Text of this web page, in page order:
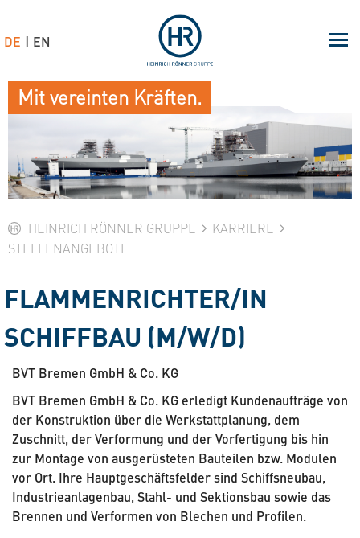
HEINRICH RÖNNER GRUPPE
KARRIERE
STELLENANGEBOTE
FLAMMENRICHTER/IN
SCHIFFBAU (M/W/D)
BVT Bremen GmbH & Co. KG
BVT Bremen GmbH & Co. KG erledigt Kundenaufträge von
der Konstruktion über die Werkstattplanung, dem
Zuschnitt, der Verformung und der Vorfertigung bis hin
zur Montage von ausgerüsteten Bauteilen bzw. Modulen
vor Ort. Ihre Hauptgeschäftsfelder sind Schiffsneubau,
Industrieanlagenbau, Stahl- und Sektionsbau sowie das
Brennen und Verformen von Blechen und Profilen.
Mit vereinten Kräften.
DE EN